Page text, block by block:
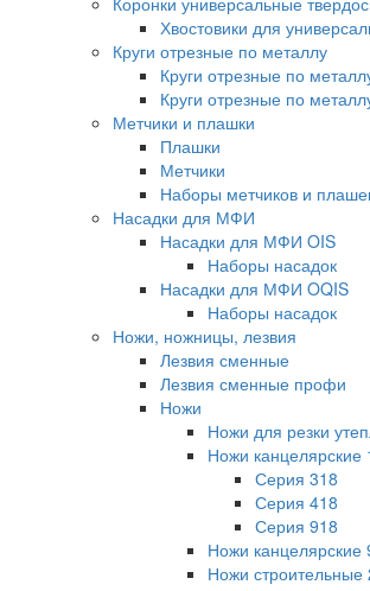
Хвостовики для
Круги отрезные по металлу
Круги отрезные по
Круги отрезные по
Метчики и плашки
Плашки
Метчики
Наборы метчиков и
Насадки для МФИ
Насадки для МФИ OIS
Наборы насадок
Насадки для МФИ OQIS
Наборы насадок
Ножи, ножницы, лезвия
Лезвия сменные
Лезвия сменные профи
Ножи
Ножи для резки
Ножи канцелярские
Серия 318
Серия 418
Серия 918
Ножи канцелярские
Ножи